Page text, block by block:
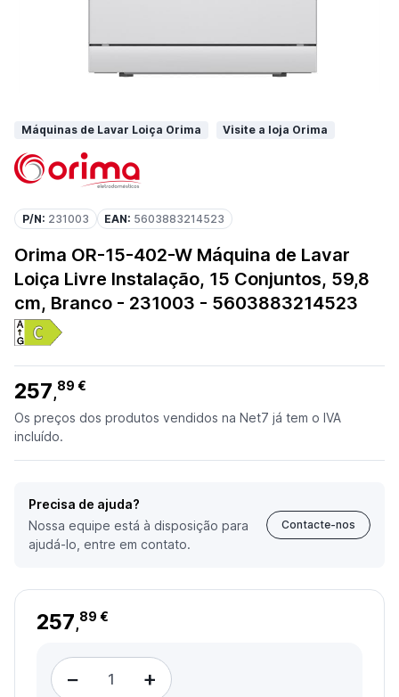
Máquinas de Lavar Loiça Orima Visite a loja Orima
P/N: 231003 EAN: 5603883214523
Orima OR-15-402-W Máquina de Lavar
Loiça Livre Instalação, 15 Conjuntos, 59,8
cm, Branco - 231003 - 5603883214523
257,89 €
Os preços dos produtos vendidos na Net7 já tem o IVA
incluído.
Precisa de ajuda?
Nossa equipe está à disposição para
ajudá-lo, entre em contato.
Contacte-nos
257,89 €
− +